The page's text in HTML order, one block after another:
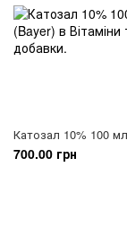
Катозал 10% 100 мл
700.00 грн